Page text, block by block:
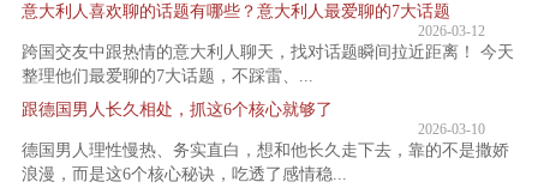
意大利人喜欢聊的话题有哪些？意大利人最爱聊的7大话题
2026-03-12
跨国交友中跟热情的意大利人聊天，找对话题瞬间拉近距离！ 今天
整理他们最爱聊的7大话题，不踩雷、...
跟德国男人长久相处，抓这6个核心就够了
2026-03-10
德国男人理性慢热、务实直白，想和他长久走下去，靠的不是撒娇
浪漫，而是这6个核心秘诀，吃透了感情稳...